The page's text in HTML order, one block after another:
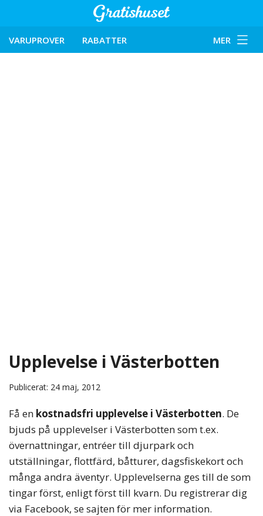
VARUPROVER RABATTER MER
Upplevelse i Västerbotten
Publicerat: 24 maj, 2012
Få en kostnadsfri upplevelse i Västerbotten. De
bjuds på upplevelser i Västerbotten som t.ex.
övernattningar, entréer till djurpark och
utställningar, flottfärd, båtturer, dagsfiskekort och
många andra äventyr. Upplevelserna ges till de som
tingar först, enligt först till kvarn. Du registrerar dig
via Facebook, se sajten för mer information.